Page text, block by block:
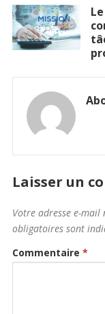
Laisser un
Votre adresse e-mail
obligatoires sont
Commentaire *